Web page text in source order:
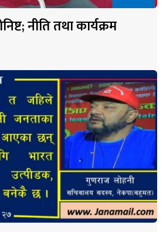
नीति तथा कार्यक्रम